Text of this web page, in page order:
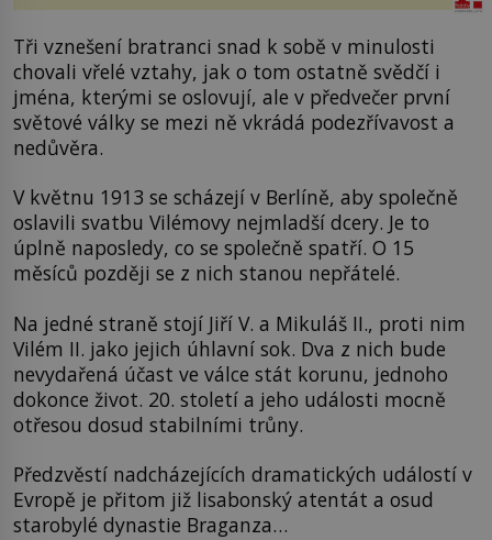
Tři vznešení bratranci snad k sobě v minulosti
chovali vřelé vztahy, jak o tom ostatně svědčí i
jména, kterými se oslovují, ale v předvečer první
světové války se mezi ně vkrádá podezřívavost a
nedůvěra.
V květnu 1913 se scházejí v Berlíně, aby společně
oslavili svatbu Vilémovy nejmladší dcery. Je to
úplně naposledy, co se společně spatří. O 15
měsíců později se z nich stanou nepřátelé.
Na jedné straně stojí Jiří V. a Mikuláš II., proti nim
Vilém II. jako jejich úhlavní sok. Dva z nich bude
nevydařená účast ve válce stát korunu, jednoho
dokonce život. 20. století a jeho události mocně
otřesou dosud stabilními trůny.
Předzvěstí nadcházejících dramatických událostí v
Evropě je přitom již lisabonský atentát a osud
starobylé dynastie Braganza…